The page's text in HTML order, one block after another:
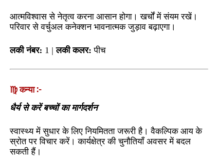
आत्मविश्वास से नेतृत्व करना आसान होगा। खर्चों में संयम रखें।
परिवार से वर्चुअल कनेक्शन भावनात्मक जुड़ाव बढ़ाएगा।
लकी नंबर: 1 |लकी कलर: पीच
♍ कन्या :-
धैर्य से करें बच्चों का मार्गदर्शन
स्वास्थ्य में सुधार के लिए नियमितता जरूरी है। वैकल्पिक आय के
स्रोत पर विचार करें। कार्यक्षेत्र की चुनौतियाँ अवसर में बदल
सकती हैं।